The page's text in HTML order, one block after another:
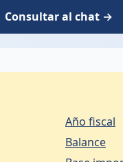
Consultar al chat →
Año fiscal
Balance